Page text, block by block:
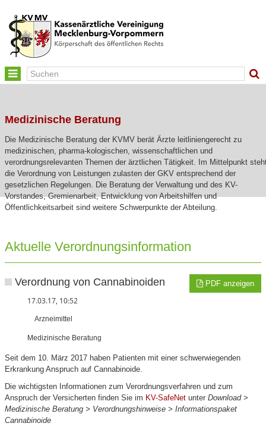
Toggle
navigation
Medizinische Beratung
Die Medizinische Beratung der KVMV berät Ärzte leitliniengerecht zu
medizinischen, pharma-kologischen, wissenschaftlichen und
verordnungsrelevanten Themen der ärztlichen Tätigkeit. Im Mittelpunkt
die Verordnung von Leistungen zulasten der GKV entsprechend der
gesetzlichen Regelungen. Die Beratung der Verwaltung und des KV-
Vorstandes, Gremienarbeit, Entwicklung von Arbeitshilfen und
Öffentlichkeitsarbeit sind weitere Schwerpunkte der Abteilung.
Aktuelle Verordnungsinformation
PDF anzeigen
Verordnung von Cannabinoiden
17.03.17, 10:52
Arzneimittel
Medizinische Beratung
Seit dem 10. März 2017 haben Patienten mit einer schwerwiegenden
Erkrankung Anspruch auf Cannabinoide.
Die wichtigsten Informationen zum Verordnungsverfahren und zum
Anspruch der Versicherten finden Sie im KV-SafeNet unter Download >
Medizinische Beratung > Verordnungshinweise > Informationspaket
Cannabinoide